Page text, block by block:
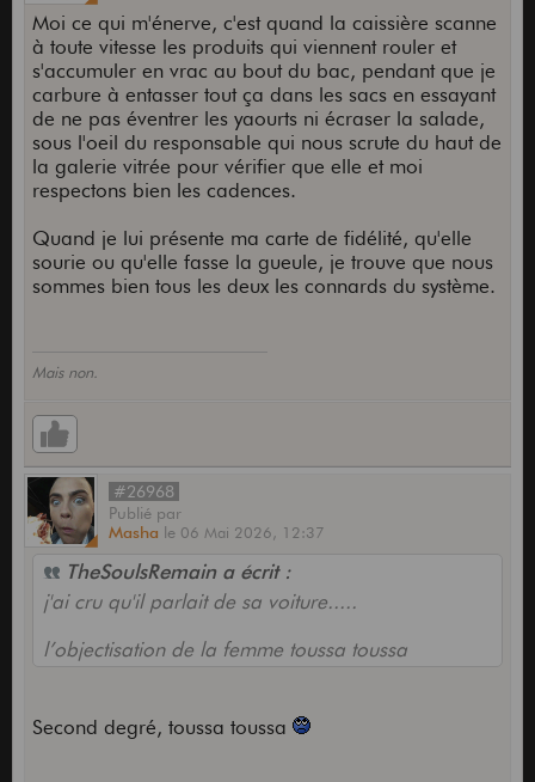
Moi ce qui m'énerve, c'est quand la caissière scanne
à toute vitesse les produits qui viennent rouler et
s'accumuler en vrac au bout du bac, pendant que je
carbure à entasser tout ça dans les sacs en essayant
de ne pas éventrer les yaourts ni écraser la salade,
sous l'oeil du responsable qui nous scrute du haut de
la galerie vitrée pour vérifier que elle et moi
respectons bien les cadences.
Quand je lui présente ma carte de fidélité, qu'elle
sourie ou qu'elle fasse la gueule, je trouve que nous
sommes bien tous les deux les connards du système.
Mais non.
#26968
Publié par
Masha le 06 Mai 2026, 12:37
TheSoulsRemain a écrit :
j'ai cru qu'il parlait de sa voiture.....
l’objectisation de la femme toussa toussa
Second degré, toussa toussa